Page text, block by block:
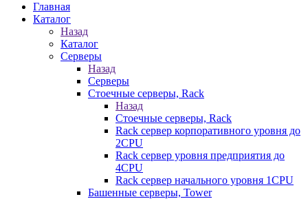
Главная
Каталог
Назад
Каталог
Серверы
Назад
Серверы
Стоечные серверы, Rack
Назад
Стоечные серверы, Rack
Rack сервер корпоративного уровня до
2CPU
Rack сервер уровня предприятия до
4CPU
Rack сервер начального уровня 1CPU
Башенные серверы, Tower